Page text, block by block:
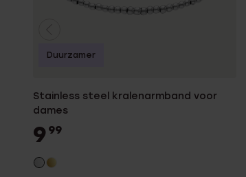
Stainless steel kralenarmband voor
dames
9 99
Duurzamer